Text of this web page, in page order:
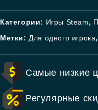
Категории: Игры Steam,
Метки: Для одного игрока,
Самые низкие
Регулярные